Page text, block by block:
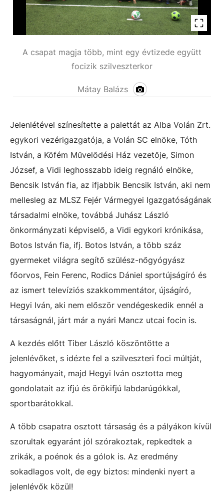
A csapat magja több, mint egy évtizede együtt
focizik szilveszterkor
Mátay Balázs
Jelenlétével színesítette a palettát az Alba Volán Zrt.
egykori vezérigazgatója, a Volán SC elnöke, Tóth
István, a Köfém Művelődési Ház vezetője, Simon
József, a Vidi leghosszabb ideig regnáló elnöke,
Bencsik István fia, az ifjabbik Bencsik István, aki nem
mellesleg az MLSZ Fejér Vármegyei Igazgatóságának
társadalmi elnöke, továbbá Juhász László
önkormányzati képviselő, a Vidi egykori krónikása,
Botos István fia, ifj. Botos István, a több száz
gyermeket világra segítő szülész-nőgyógyász
főorvos, Fein Ferenc, Rodics Dániel sportújságíró és
az ismert televíziós szakkommentátor, újságíró,
Hegyi Iván, aki nem először vendégeskedik ennél a
társaságnál, járt már a nyári Mancz utcai focin is.
A kezdés előtt Tiber László köszöntötte a
jelenlévőket, s idézte fel a szilveszteri foci múltját,
hagyományait, majd Hegyi Iván osztotta meg
gondolatait az ifjú és örökifjú labdarúgókkal,
sportbarátokkal.
A több csapatra osztott társaság és a pályákon kívül
szorultak egyaránt jól szórakoztak, repkedtek a
zrikák, a poénok és a gólok is. Az eredmény
sokadlagos volt, de egy biztos: mindenki nyert a
jelenlévők közül!